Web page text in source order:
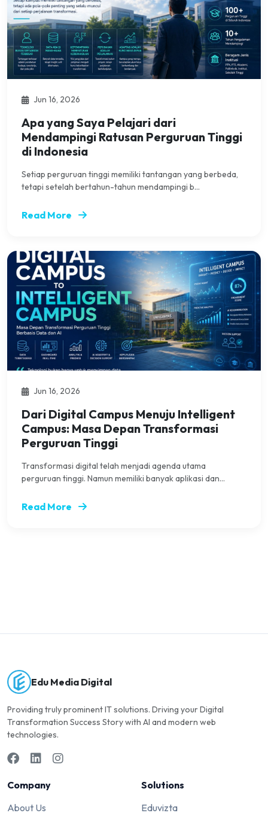
Jun 16, 2026
Apa yang Saya Pelajari dari
Mendampingi Ratusan Perguruan Tinggi
di Indonesia
Setiap perguruan tinggi memiliki tantangan yang berbeda,
tetapi setelah bertahun-tahun mendampingi b...
Read More
Jun 16, 2026
Dari Digital Campus Menuju Intelligent
Campus: Masa Depan Transformasi
Perguruan Tinggi
Transformasi digital telah menjadi agenda utama
perguruan tinggi. Namun memiliki banyak aplikasi dan...
Read More
Edu Media Digital
Providing truly prominent IT solutions. Driving your Digital
Transformation Success Story with AI and modern web
technologies.
Company
About Us
Solutions
Eduvizta